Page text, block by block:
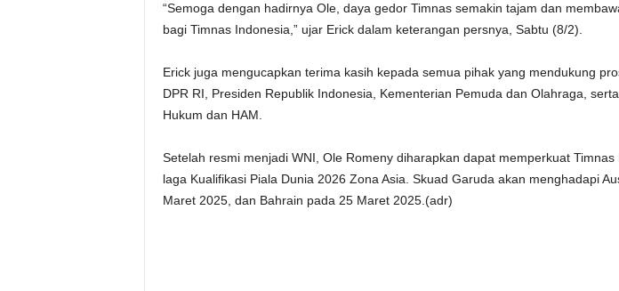
“Semoga dengan hadirnya Ole, daya gedor Timnas semakin tajam dan
bagi Timnas Indonesia,” ujar Erick dalam keterangan persnya, Sabtu (8/2).
Erick juga mengucapkan terima kasih kepada semua pihak yang mendukung
DPR RI, Presiden Republik Indonesia, Kementerian Pemuda dan Olahraga,
Hukum dan HAM.
Setelah resmi menjadi WNI, Ole Romeny diharapkan dapat memperkuat Timnas
laga Kualifikasi Piala Dunia 2026 Zona Asia. Skuad Garuda akan menghadapi
Maret 2025, dan Bahrain pada 25 Maret 2025.(adr)